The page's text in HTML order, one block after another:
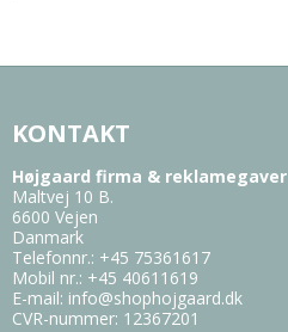
KONTAKT
Højgaard firma & reklamegaver
Maltvej 10 B.
6600 Vejen
Danmark
Telefonnr.: +45 75361617
Mobil nr.: +45 40611619
E-mail: info@shophojgaard.dk
CVR-nummer: 12367201